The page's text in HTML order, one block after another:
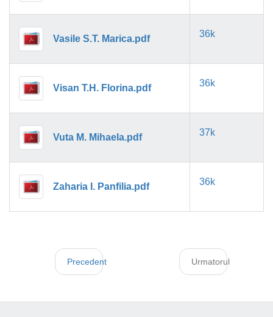
Vasile S.T. Marica.pdf 36k
Visan T.H. Florina.pdf 36k
Vuta M. Mihaela.pdf 37k
Zaharia I. Panfilia.pdf 36k
Precedent Urmatorul